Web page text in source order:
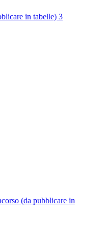
in tabelle) 3
(da pubblicare in